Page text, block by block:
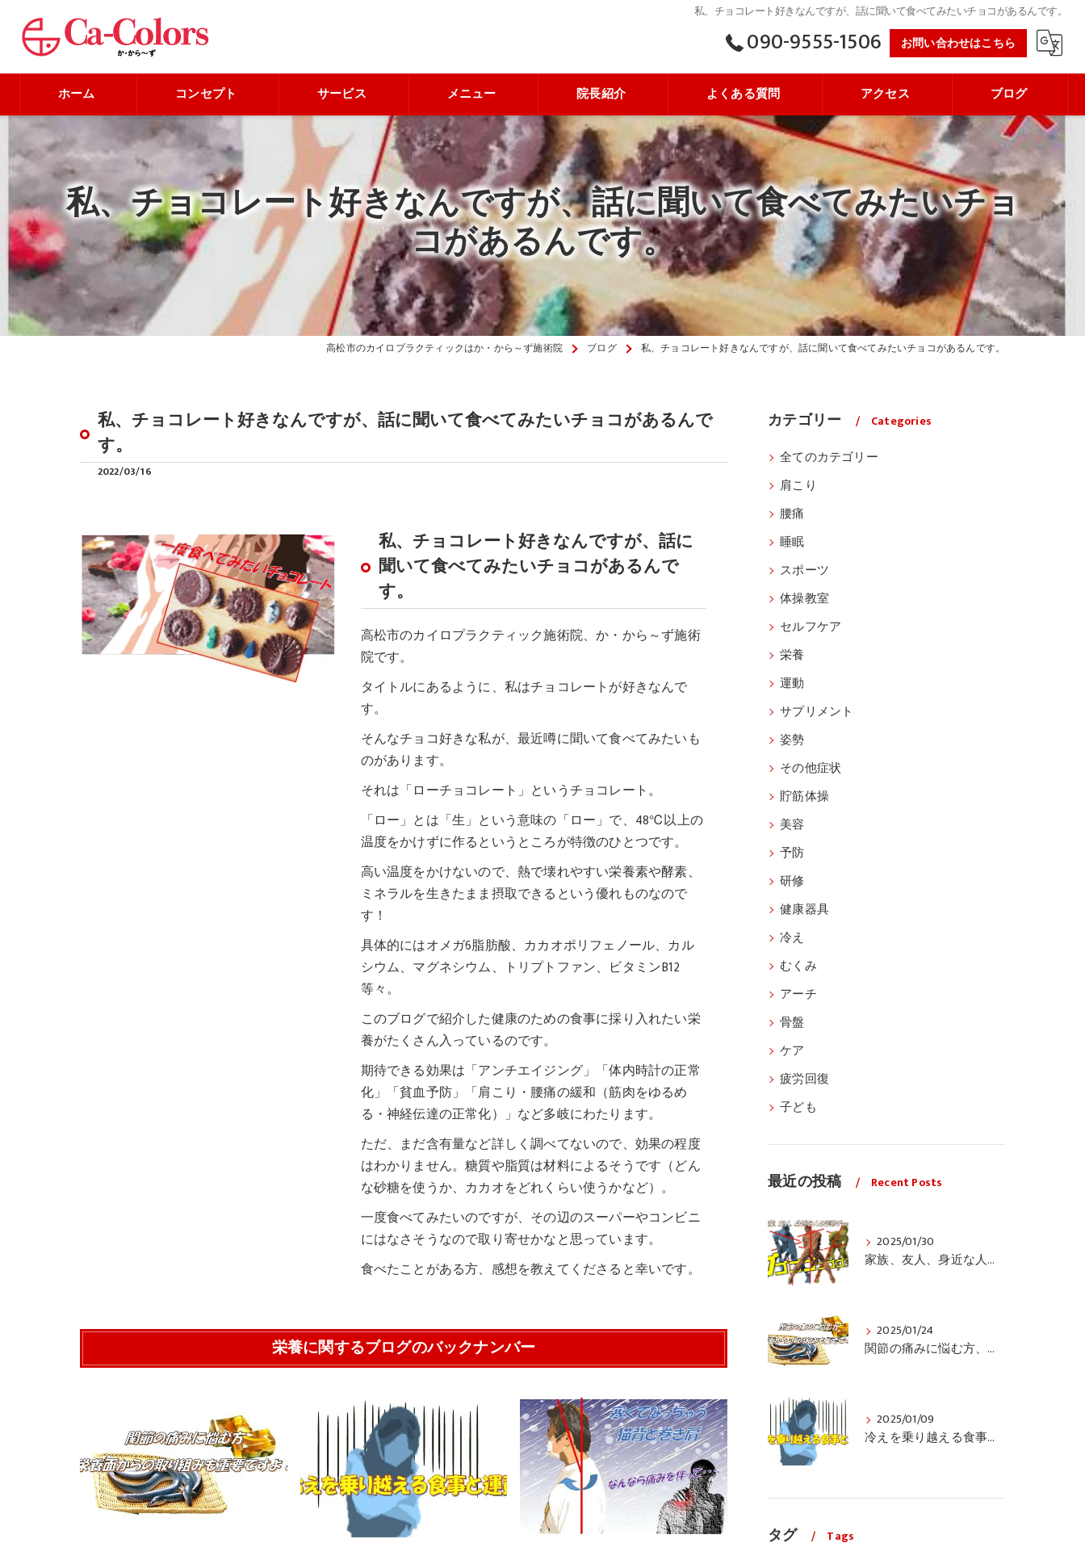
私、チョコレート好きなんですが、話に聞いて食べてみたいチョコがあるんです。
090-9555-1506 お問い合わせはこちら
ホーム コンセプト サービス メニュー 院長紹介 よくある質問 アクセス ブログ
私、チョコレート好きなんですが、話に聞いて食べてみたいチョ
コがあるんです。
高松市のカイロプラクティックはか・から～ず施術院 ブログ 私、チョコレート好きなんですが、話に聞いて食べてみたいチョコがあるんです。
私、チョコレート好きなんですが、話に聞いて食べてみたいチョコがあるんで
す。
2022/03/16
私、チョコレート好きなんですが、話に
聞いて食べてみたいチョコがあるんで
す。
高松市のカイロプラクティック施術院、か・から～ず施術
院です。
タイトルにあるように、私はチョコレートが好きなんで
す。
そんなチョコ好きな私が、最近噂に聞いて食べてみたいも
のがあります。
それは「ローチョコレート」というチョコレート。
「ロー」とは「生」という意味の「ロー」で、48℃以上の
温度をかけずに作るというところが特徴のひとつです。
高い温度をかけないので、熱で壊れやすい栄養素や酵素、
ミネラルを生きたまま摂取できるという優れものなので
す！
具体的にはオメガ6脂肪酸、カカオポリフェノール、カル
シウム、マグネシウム、トリプトファン、ビタミンB12
等々。
このブログで紹介した健康のための食事に採り入れたい栄
養がたくさん入っているのです。
期待できる効果は「アンチエイジング」「体内時計の正常
化」「貧血予防」「肩こり・腰痛の緩和（筋肉をゆるめ
る・神経伝達の正常化）」など多岐にわたります。
ただ、まだ含有量など詳しく調べてないので、効果の程度
はわかりません。糖質や脂質は材料によるそうです（どん
な砂糖を使うか、カカオをどれくらい使うかなど）。
一度食べてみたいのですが、その辺のスーパーやコンビニ
にはなさそうなので取り寄せかなと思っています。
食べたことがある方、感想を教えてくださると幸いです。
栄養に関するブログのバックナンバー
カテゴリー Categories
全てのカテゴリー
肩こり
腰痛
睡眠
スポーツ
体操教室
セルフケア
栄養
運動
サプリメント
姿勢
その他症状
貯筋体操
美容
予防
研修
健康器具
冷え
むくみ
アーチ
骨盤
ケア
疲労回復
子ども
最近の投稿 Recent Posts
2025/01/30
家族、友人、身近な人の姿勢をちょっと見てみませんか？
2025/01/24
関節の痛みに悩む方、栄養面からの取り組みも重要ですよ！
2025/01/09
冷えを乗り越える食事と運動
タグ Tags